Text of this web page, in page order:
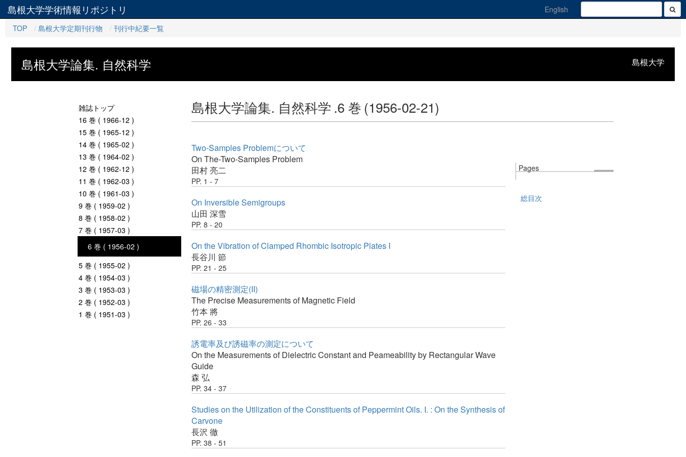
島根大学学術情報リポジトリ
English
TOP
島根大学定期刊行物 刊行中紀要一覧
島根大学
島根大学論集. 自然科学
雑誌トップ
16 巻 ( 1966-12 )
15 巻 ( 1965-12 )
14 巻 ( 1965-02 )
13 巻 ( 1964-02 )
12 巻 ( 1962-12 )
11 巻 ( 1962-03 )
10 巻 ( 1961-03 )
9 巻 ( 1959-02 )
8 巻 ( 1958-02 )
7 巻 ( 1957-03 )
6 巻 ( 1956-02 )
5 巻 ( 1955-02 )
4 巻 ( 1954-03 )
3 巻 ( 1953-03 )
2 巻 ( 1952-03 )
1 巻 ( 1951-03 )
島根大学論集. 自然科学 .6 巻 (1956-02-21)
Two-Samples Problemについて
On The-Two-Samples Problem
田村 亮二
PP. 1 - 7
On Inversible Semigroups
山田 深雪
PP. 8 - 20
On the Vibration of Clamped Rhombic Isotropic Plates I
長谷川 節
PP. 21 - 25
磁場の精密測定(II)
The Precise Measurements of Magnetic Field
竹本 將
PP. 26 - 33
誘電率及び誘磁率の測定について
On the Measurements of Dielectric Constant and Peameability by Rectangular Wave
Guide
森 弘
PP. 34 - 37
Studies on the Utilization of the Constituents of Peppermint Oils. I. : On the Synthesis of
Carvone
長沢 徹
PP. 38 - 51
Pages
総目次